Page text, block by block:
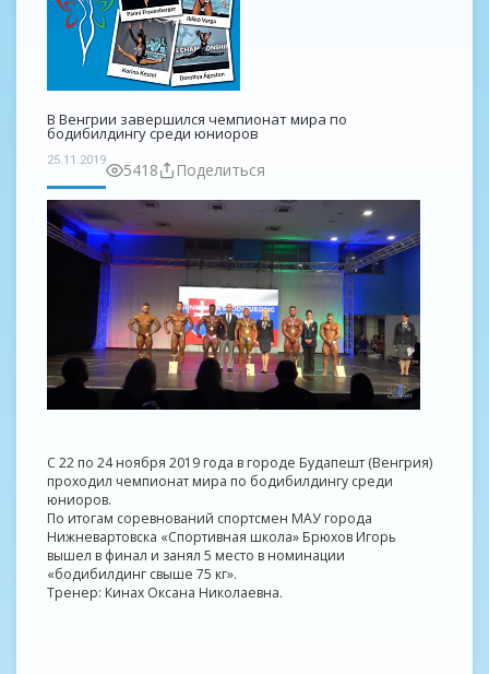
В Венгрии завершился чемпионат мира по
бодибилдингу среди юниоров
25.11.2019 5418 Поделиться
С 22 по 24 ноября 2019 года в городе Будапешт (Венгрия)
проходил чемпионат мира по бодибилдингу среди
юниоров.
По итогам соревнований спортсмен МАУ города
Нижневартовска «Спортивная школа» Брюхов Игорь
вышел в финал и занял 5 место в номинации
«бодибилдинг свыше 75 кг».
Тренер: Кинах Оксана Николаевна.